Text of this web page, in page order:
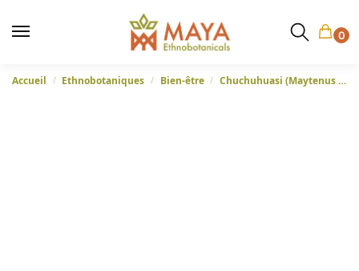
0
Accueil / Ethnobotaniques / Bien-être / Chuchuhuasi (Maytenus macrocarpa) – écorce, finement pulvérisée